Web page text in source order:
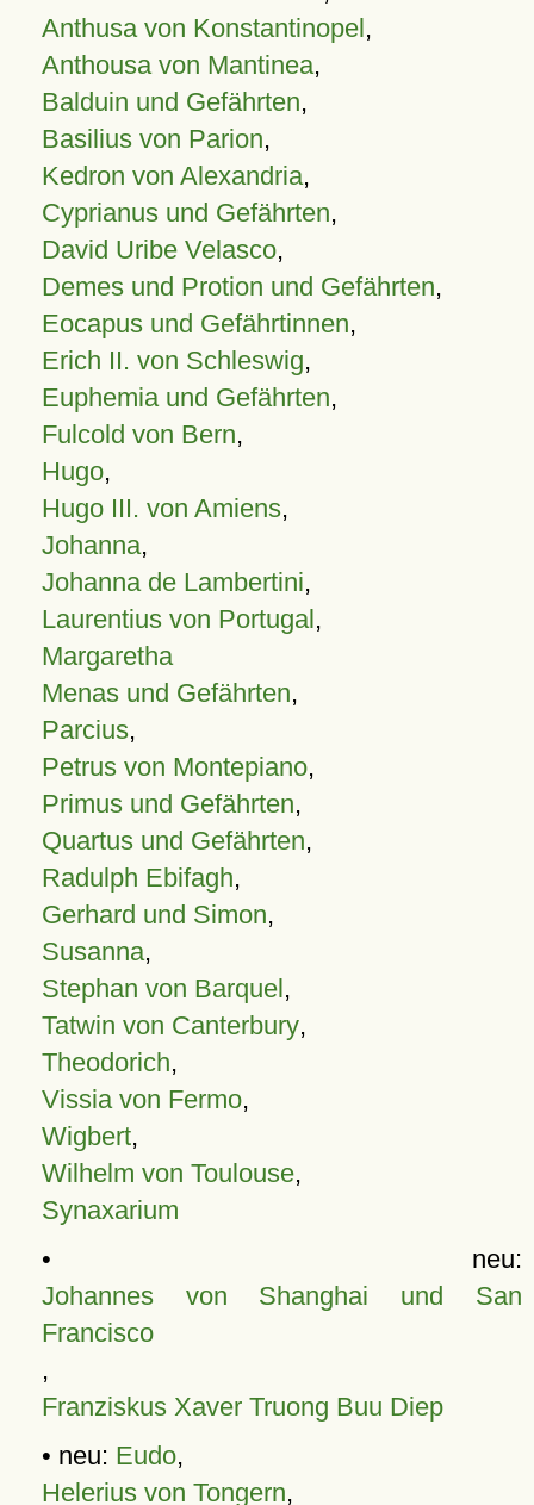
Anthusa von Konstantinopel,
Anthousa von Mantinea,
Balduin und Gefährten,
Basilius von Parion,
Kedron von Alexandria,
Cyprianus und Gefährten,
David Uribe Velasco,
Demes und Protion und Gefährten,
Eocapus und Gefährtinnen,
Erich II. von Schleswig,
Euphemia und Gefährten,
Fulcold von Bern,
Hugo,
Hugo III. von Amiens,
Johanna,
Johanna de Lambertini,
Laurentius von Portugal,
Margaretha
Menas und Gefährten,
Parcius,
Petrus von Montepiano,
Primus und Gefährten,
Quartus und Gefährten,
Radulph Ebifagh,
Gerhard und Simon,
Susanna,
Stephan von Barquel,
Tatwin von Canterbury,
Theodorich,
Vissia von Fermo,
Wigbert,
Wilhelm von Toulouse,
Synaxarium
• neu:
Johannes von Shanghai und San
Francisco
,
Franziskus Xaver Truong Buu Diep
• neu: Eudo,
Helerius von Tongern,